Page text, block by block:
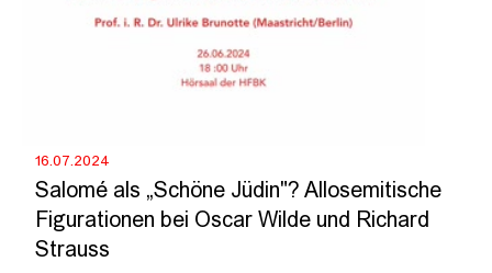
16.07.2024
Salomé als „Schöne Jüdin"? Allosemitische
Figurationen bei Oscar Wilde und Richard
Strauss